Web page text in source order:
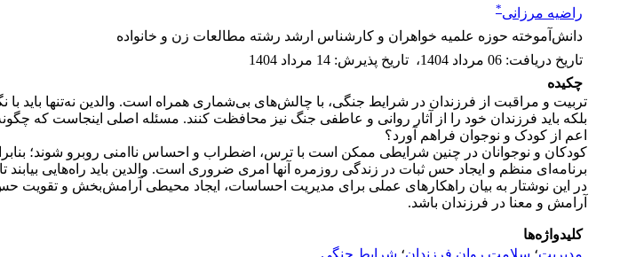
راضیه مرزانی*
دانش‌آموخته حوزه علمیه خواهران و کارشناس ارشد رشته مطالعات زن و خانواده
تاریخ دریافت: 06 مرداد 1404 ، تاریخ پذیرش: 14 مرداد 1404
چکیده
تربیت و مراقبت از فرزندان در شرایط جنگی، با چالش‌های بی‌شماری همراه است. والدین نه‌تنها
بلکه باید فرزندان خود را از آثار روانی و عاطفی جنگ نیز محافظت کنند. مسئله اصلی اینجاست که
اعم از کودک و نوجوان فراهم آورد؟
کودکان و نوجوانان در چنین شرایطی ممکن است با ترس، اضطراب و احساس ناامنی روبرو شوند؛
برنامه‌ای منظم و ایجاد حس ثبات در زندگی روزمره آنها امری ضروری است. والدین باید راه‌هایی بیابند
در این نوشتار به بیان راهکارهای عملی برای مدیریت احساسات، ایجاد محیطی آرامش‌بخش و تقویت
آرامش و معنا در فرزندان باشد.
کلیدواژه‌ها
مدیریت؛ سلامت روان فرزندان؛ شرایط جنگی